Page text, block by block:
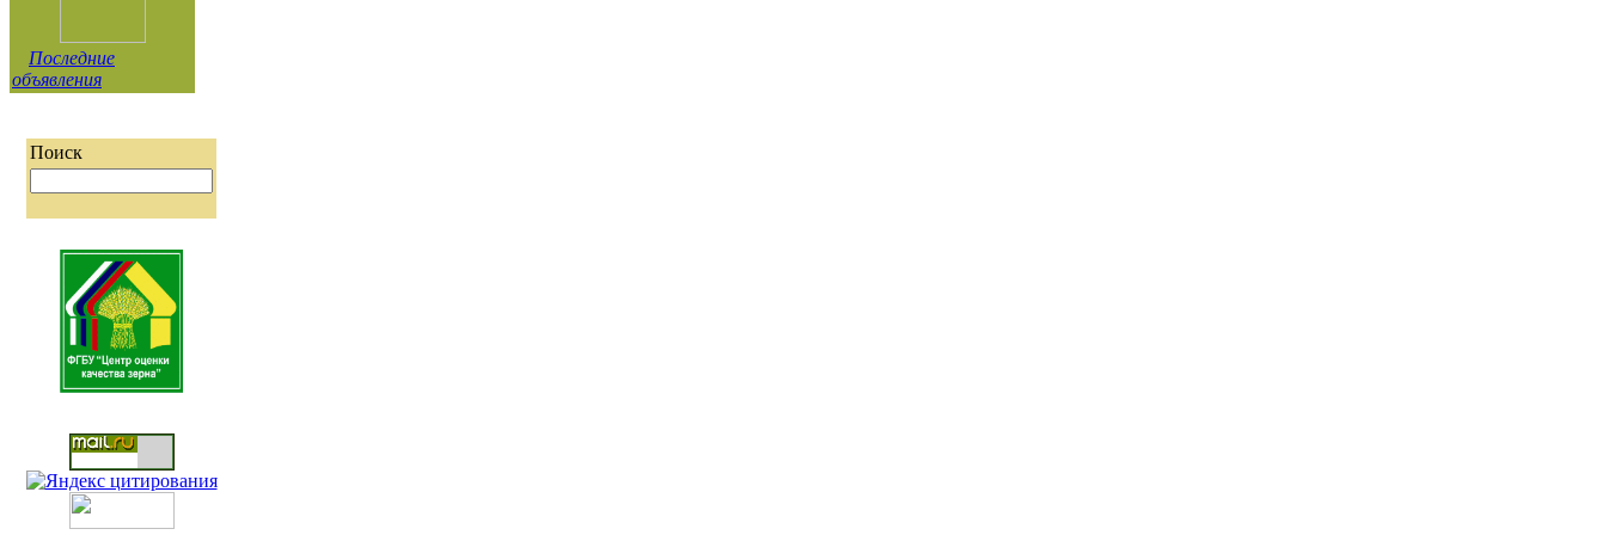
Последние
объявления
Поиск